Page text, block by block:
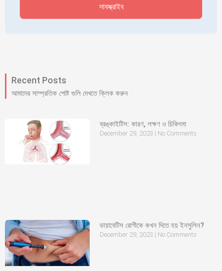
সাবস্ক্রাইব
Recent Posts
আমাদের সাম্প্রতিক পোষ্ট গুলি দেখতে ক্লিক করুন
ব্রঙ্কাইটিস: কারণ, লক্ষণ ও চিকিৎসা
December 29, 2023 No Comments
ডায়াবেটিস রোগীকে কখন দিতে হয় ইনসুলিন?
December 29, 2023 No Comments